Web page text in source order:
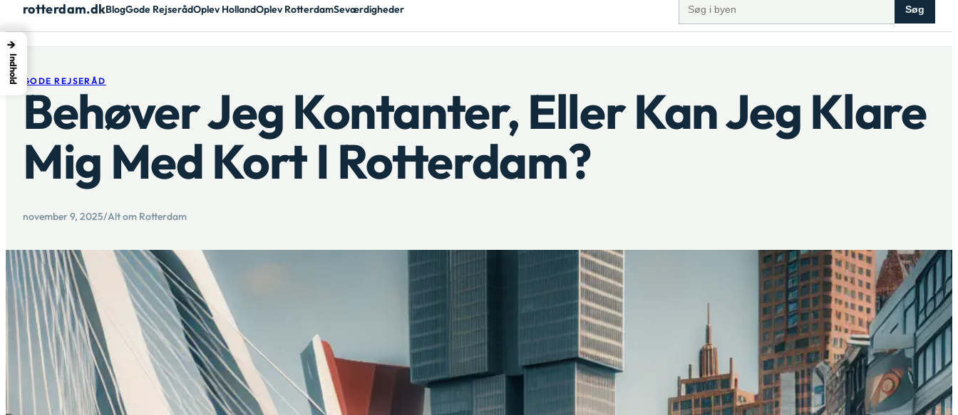
rotterdam.dkBlogGode RejserådOplev HollandOplev RotterdamSeværdigheder Søg
GODE REJSERÅD
Behøver Jeg Kontanter, Eller Kan Jeg Klare
Mig Med Kort I Rotterdam?
november 9, 2025/Alt om Rotterdam
→
Indhold